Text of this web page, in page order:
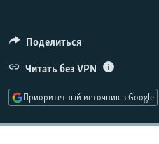
ПОДПИШИТЕСЬ НА
СОЦИАЛЬНЫЕ СЕТИ
Поделиться
Читать без VPN
Приоритетный источник в Google